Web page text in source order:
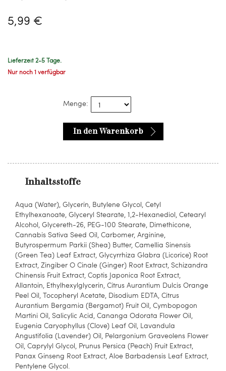
5,99 €
Lieferzeit 2-5 Tage.
Nur noch 1 verfügbar
Menge:
In den Warenkorb
Inhaltsstoffe
Aqua (Water), Glycerin, Butylene Glycol, Cetyl
Ethylhexanoate, Glyceryl Stearate, 1,2-Hexanediol, Cetearyl
Alcohol, Glycereth-26, PEG-100 Stearate, Dimethicone,
Cannabis Sativa Seed Oil, Carbomer, Arginine,
Butyrospermum Parkii (Shea) Butter, Camellia Sinensis
(Green Tea) Leaf Extract, Glycyrrhiza Glabra (Licorice) Root
Extract, Zingiber O Cinale (Ginger) Root Extract, Schizandra
Chinensis Fruit Extract, Coptis Japonica Root Extract,
Allantoin, Ethylhexylglycerin, Citrus Aurantium Dulcis Orange
Peel Oil, Tocopheryl Acetate, Disodium EDTA, Citrus
Aurantium Bergamia (Bergamot) Fruit Oil, Cymbopogon
Martini Oil, Salicylic Acid, Cananga Odorata Flower Oil,
Eugenia Caryophyllus (Clove) Leaf Oil, Lavandula
Angustifolia (Lavender) Oil, Pelargonium Graveolens Flower
Oil, Caprylyl Glycol, Prunus Persica (Peach) Fruit Extract,
Panax Ginseng Root Extract, Aloe Barbadensis Leaf Extract,
Pentylene Glycol.